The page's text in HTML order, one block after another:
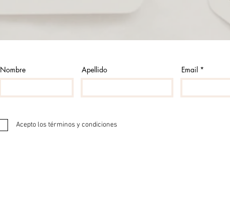
Nombre Apellido Email
Acepto los términos y condiciones